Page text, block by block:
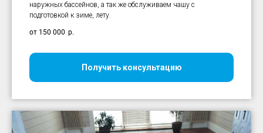
наружных бассейнов, а так же обслуживаем чашу с
подготовкой к зиме, лету.
от 150 000 р.
Получить консультацию